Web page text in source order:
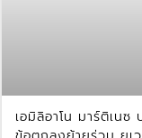
เอมิลิอาโน มาร์ติเนซ